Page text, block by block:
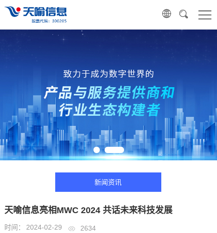
新闻资讯
天喻信息亮相MWC 2024 共话未来科技发展
时间： 2024-02-29
2634